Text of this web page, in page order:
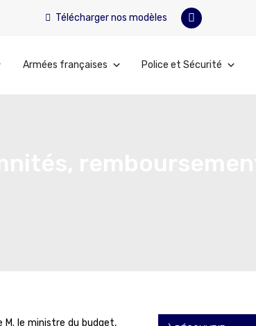
Télécharger nos modèles
Armées françaises Police et Sécurité
M. le ministre du budget,